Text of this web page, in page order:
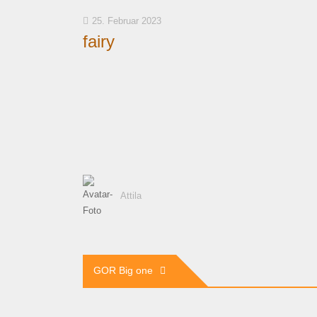
25. Februar 2023
fairy
Attila
Beitragsnavigation
GOR Big one